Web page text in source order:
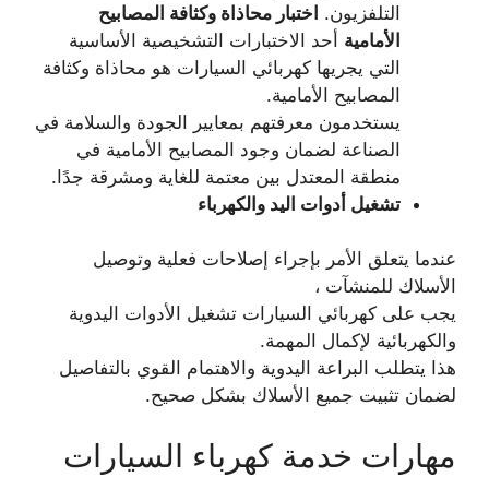
التلفزيون. اختبار محاذاة وكثافة المصابيح
الأمامية أحد الاختبارات التشخيصية الأساسية
التي يجريها كهربائي السيارات هو محاذاة وكثافة
المصابيح الأمامية.
يستخدمون معرفتهم بمعايير الجودة والسلامة في
الصناعة لضمان وجود المصابيح الأمامية في
منطقة المعتدل بين معتمة للغاية ومشرقة جدًا.
تشغيل أدوات اليد والكهرباء
عندما يتعلق الأمر بإجراء إصلاحات فعلية وتوصيل
الأسلاك للمنشآت ،
يجب على كهربائي السيارات تشغيل الأدوات اليدوية
والكهربائية لإكمال المهمة.
هذا يتطلب البراعة اليدوية والاهتمام القوي بالتفاصيل
لضمان تثبيت جميع الأسلاك بشكل صحيح.
مهارات خدمة كهرباء السيارات